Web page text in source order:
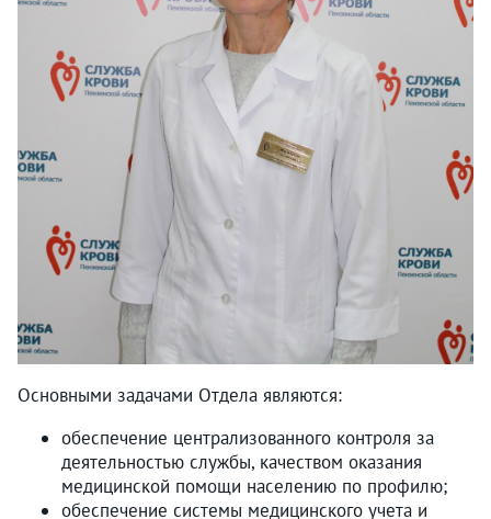
Основными задачами Отдела являются:
обеспечение централизованного контроля за
деятельностью службы, качеством оказания
медицинской помощи населению по профилю;
обеспечение системы медицинского учета и